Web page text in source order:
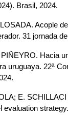
Brasil, 2024.
Acople
31 jornada
Hacia
uruguaya. 22ª
E.
evaluation